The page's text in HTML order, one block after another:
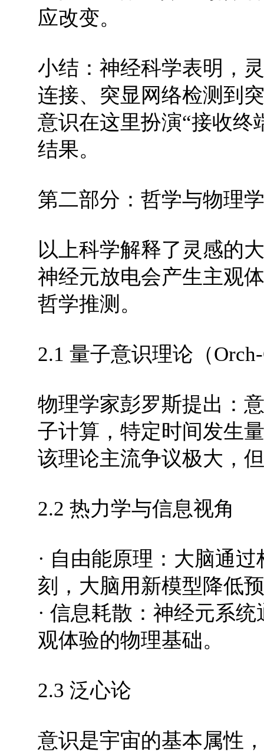
应改变。
小结：神经科学表明，
连接、突显网络检测到
意识在这里扮演“接收终
结果。
第二部分：哲学与物理
以上科学解释了灵感的
神经元放电会产生主观
哲学推测。
2.1 量子意识理论（
物理学家彭罗斯提出：
子计算，特定时间发生
该理论主流争议极大，
2.2 热力学与信息视角
· 自由能原理：大脑通
刻，大脑用新模型降低
· 信息耗散：神经元系
观体验的物理基础。
2.3 泛心论
意识是宇宙的基本属性